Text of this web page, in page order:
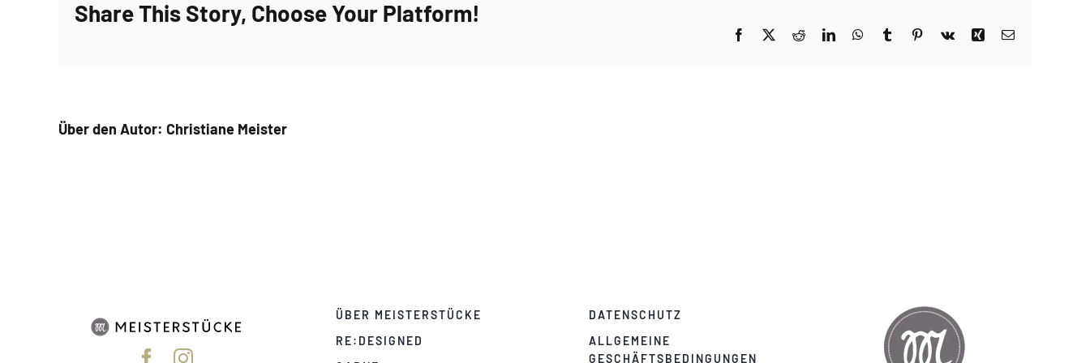
Share This Story, Choose Your Platform!
Facebook Reddit LinkedInWhatsApp
TumblrPinterest
Vk Xing
Über den Autor: Christiane Meister
ÜBER MEISTERSTÜCKE
RE:DESIGNED
DATENSCHUTZ
ALLGEMEINE
GESCHÄFTSBEDINGUNGEN